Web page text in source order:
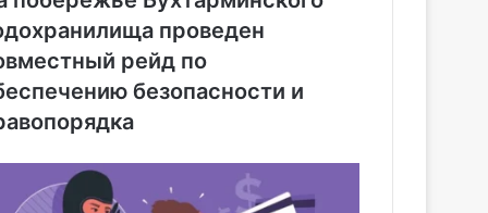
проведен
рейд по
безопасности и